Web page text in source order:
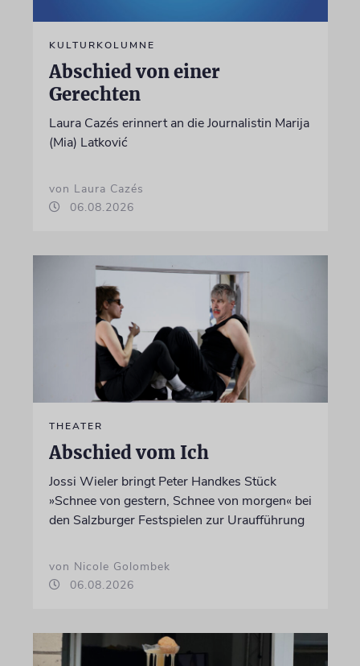
KULTURKOLUMNE
Abschied von einer
Gerechten
Laura Cazés erinnert an die Journalistin Marija
(Mia) Latković
von Laura Cazés
06.08.2026
THEATER
Abschied vom Ich
Jossi Wieler bringt Peter Handkes Stück
»Schnee von gestern, Schnee von morgen« bei
den Salzburger Festspielen zur Uraufführung
von Nicole Golombek
06.08.2026